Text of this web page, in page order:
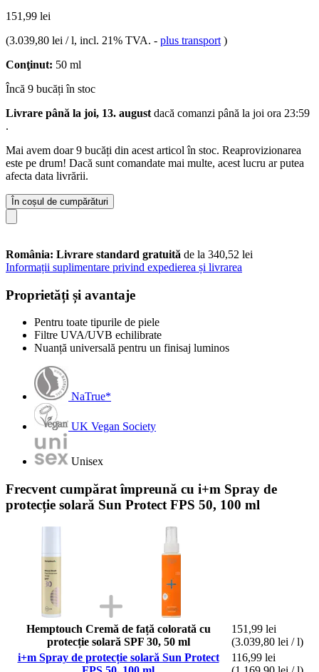
151,99 lei
(3.039,80 lei / l, incl. 21% TVA. - plus transport )
Conţinut: 50 ml
Încă 9 bucăți în stoc
Livrare până la joi, 13. august dacă comanzi până la joi ora 23:59
.
Mai avem doar 9 bucăți din acest articol în stoc. Reaprovizionarea
este pe drum! Dacă sunt comandate mai multe, acest lucru ar putea
afecta data livrării.
În coșul de cumpărături
România: Livrare standard gratuită de la 340,52 lei
Informații suplimentare privind expedierea și livrarea
Proprietăți și avantaje
Pentru toate tipurile de piele
Filtre UVA/UVB echilibrate
Nuanță universală pentru un finisaj luminos
NaTrue*
UK Vegan Society
Unisex
Frecvent cumpărat împreună cu i+m Spray de
protecție solară Sun Protect FPS 50, 100 ml
Hemptouch Cremă de față colorată cu
protecție solară SPF 30, 50 ml
151,99 lei
(3.039,80 lei / l)
i+m Spray de protecție solară Sun Protect
116,99 lei